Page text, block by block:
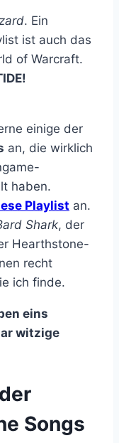
. Ein
ist auch das
of Warcraft.
einige der
an, die wirklich
haben.
Playlist an.
Shark, der
Hearthstone-
recht
ich finde.
eins
witzige
Songs